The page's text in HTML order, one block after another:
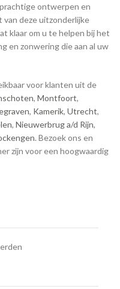
ontwerpen en
deze uitzonderlijke
klaar om u te helpen bij het
en zonwering die aan al uw
voor klanten uit de
, Montfoort,
, Kamerik, Utrecht,
, Nieuwerbrug a/d Rijn,
. Bezoek ons en
zijn voor een hoogwaardig